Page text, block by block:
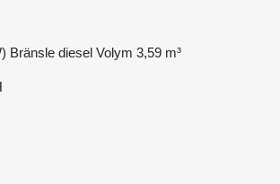
Bränsle diesel Volym 3,59 m³